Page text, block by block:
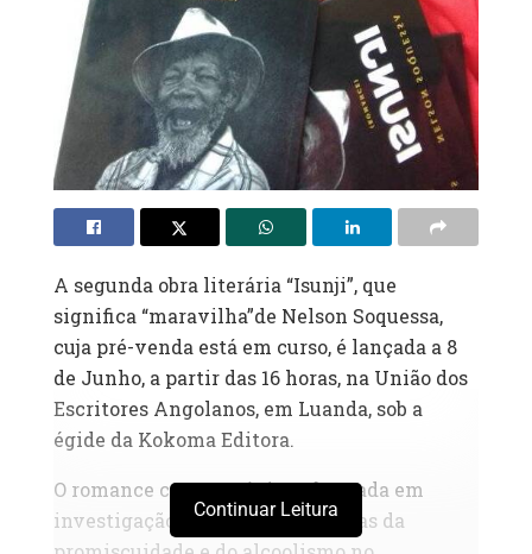
A segunda obra literária “Isunji”, que
significa “maravilha”de Nelson Soquessa,
cuja pré-venda está em curso, é lançada a 8
de Junho, a partir das 16 horas, na União dos
Escritores Angolanos, em Luanda, sob a
égide da Kokoma Editora.
O romance com 93 páginas, baseada em
investigação, retrata os problemas da
Continuar Leitura